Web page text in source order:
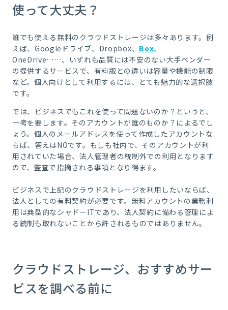
使って大丈夫？
誰でも使える無料のクラウドストレージは多々あります。例
えば、 Google ドライブ、 Dropbox、 Box、
OneDrive……、いずれも品質には不安のない大手ベンダー
の提供するサービスで、有料版との違いは容量や機能の制限
など。個人向けとして利用するには、とても魅力的な選択肢
です。
では、ビジネスでもこれを使って問題ないのか？というと、
一考を要します。そのアカウントが誰のものか？によるでし
ょう。個人のメールアドレスを使って作成したアカウントな
らば、答えはNOです。もしも社内で、そのアカウントが利
用されていた場合、法人管理者の統制外での利用となります
ので、監査で指摘される事項となり得ます。
ビジネスで上記のクラウドストレージを利用したいならば、
法人としての有料契約が必要です。無料アカウントの業務利
用は典型的なシャドーITであり、法人契約に備わる管理によ
る統制も取れないことから許されるものではありません。
クラウドストレージ、おすすめサー
ビスを調べる前に